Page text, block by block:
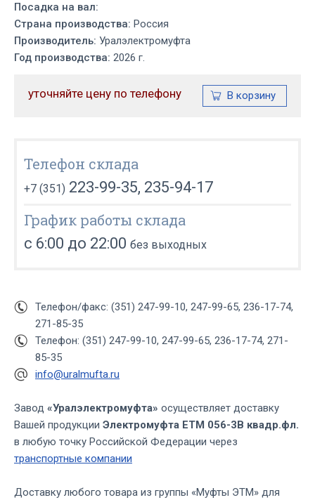
Посадка на вал:
Страна производства: Россия
Производитель: Уралэлектромуфта
Год производства: 2026 г.
уточняйте цену по телефону
Телефон склада
+7 (351) 223-99-35, 235-94-17
График работы склада
с 6:00 до 22:00 без выходных
Телефон/факс: (351) 247-99-10, 247-99-65, 236-17-74,
271-85-35
Телефон: (351) 247-99-10, 247-99-65, 236-17-74, 271-
85-35
info@uralmufta.ru
Завод «Уралэлектромуфта» осуществляет доставку
Вашей продукции Электромуфта ЕТМ 056-3В квадр.фл.
в любую точку Российской Федерации через
транспортные компании
Доставку любого товара из группы «Муфты ЭТМ» для